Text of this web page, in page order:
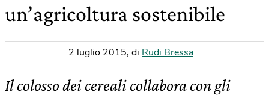
un’agricoltura sostenibile
2 luglio 2015, di Rudi Bressa
Il colosso dei cereali collabora con gli